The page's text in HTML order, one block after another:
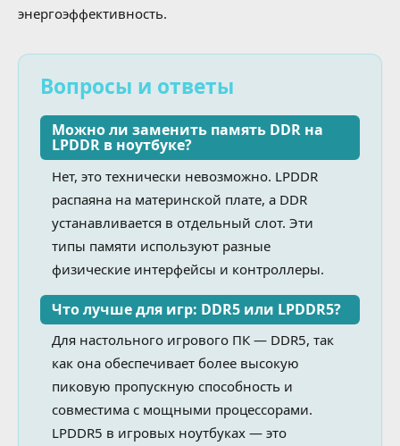
энергоэффективность.
Вопросы и ответы
Можно ли заменить память DDR на
LPDDR в ноутбуке?
Нет, это технически невозможно. LPDDR
распаяна на материнской плате, а DDR
устанавливается в отдельный слот. Эти
типы памяти используют разные
физические интерфейсы и контроллеры.
Что лучше для игр: DDR5 или LPDDR5?
Для настольного игрового ПК — DDR5, так
как она обеспечивает более высокую
пиковую пропускную способность и
совместима с мощными процессорами.
LPDDR5 в игровых ноутбуках — это